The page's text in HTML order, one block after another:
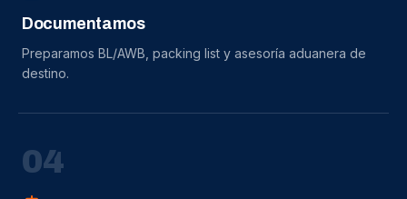
Documentamos
Preparamos BL/AWB, packing list y asesoría aduanera de
destino.
04